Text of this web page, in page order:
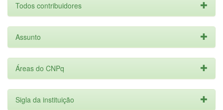
Todos contribuidores
Assunto
Áreas do CNPq
Sigla da instituição